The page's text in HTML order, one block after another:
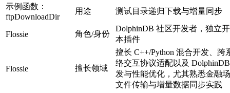
示例函数：
ftpDownloadDir
用途 测试目录递归下载与增量同步
Flossie 角色/身份
DolphinDB 社区开发者，独立
本插件
Flossie 擅长领域
擅长 C++/Python 混合开发、跨
络交互协议适配以及
发与性能优化，尤其熟悉金融
文件传输与增量数据同步实践